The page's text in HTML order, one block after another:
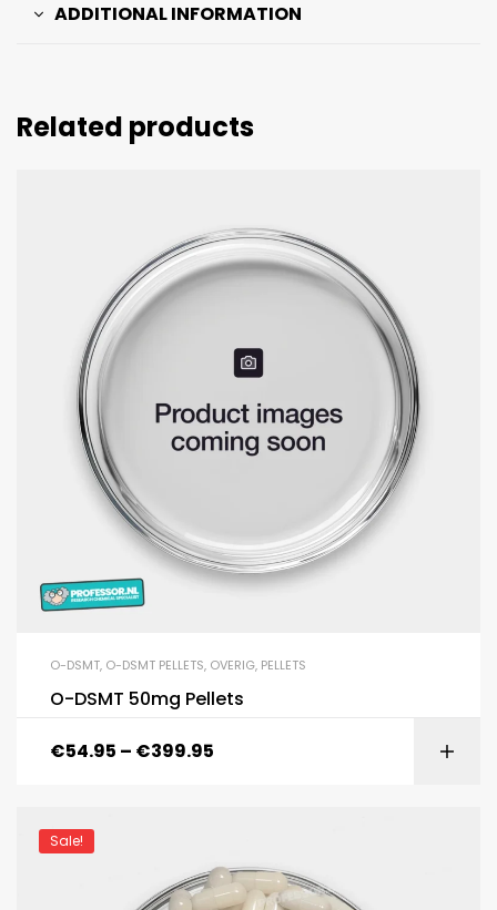
ADDITIONAL INFORMATION
Related products
O-DSMT, O-DSMT PELLETS, OVERIG, PELLETS
O-DSMT 50mg Pellets
€54.95 – €399.95
Sale!